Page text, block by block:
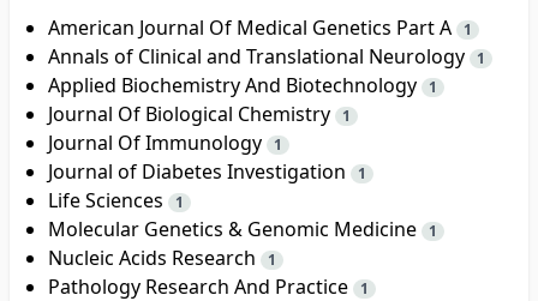
American Journal Of Medical Genetics Part A 1
Annals of Clinical and Translational Neurology 1
Applied Biochemistry And Biotechnology 1
Journal Of Biological Chemistry 1
Journal Of Immunology 1
Journal of Diabetes Investigation 1
Life Sciences 1
Molecular Genetics & Genomic Medicine 1
Nucleic Acids Research 1
Pathology Research And Practice 1